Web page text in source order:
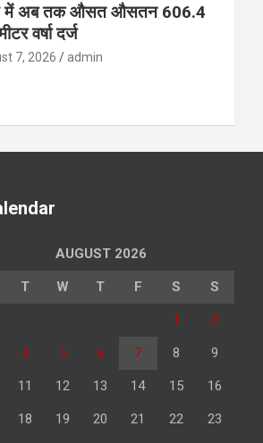
में अब तक औसत औसतन 606.4
वर्षा दर्ज
7, 2026 admin
AUGUST 2026
T W T F S S
1 2
4 5 6 7 8 9
11 12 13 14 15 16
18 19 20 21 22 23